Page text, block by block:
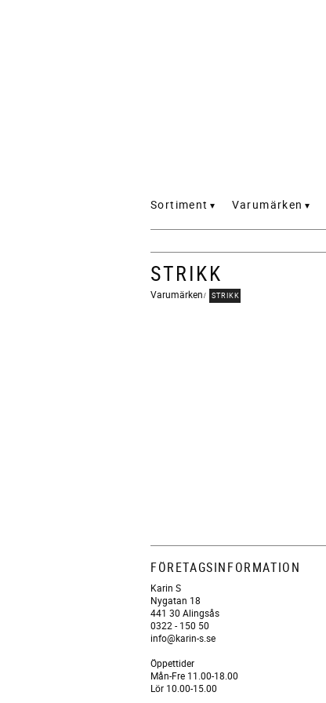
Sortiment Varumärken
STRIKK
Varumärken STRIKK
FÖRETAGSINFORMATION
Karin S
Nygatan 18
441 30 Alingsås
0322 - 150 50
info@karin-s.se
Öppettider
Mån-Fre 11.00-18.00
Lör 10.00-15.00